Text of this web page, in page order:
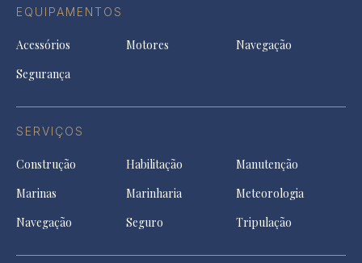
EQUIPAMENTOS
Acessórios Motores
Navegação
Segurança
SERVIÇOS
Construção Habilitação
Manutenção
Marinas
Marinharia
Meteorologia
Navegação
Seguro Tripulação